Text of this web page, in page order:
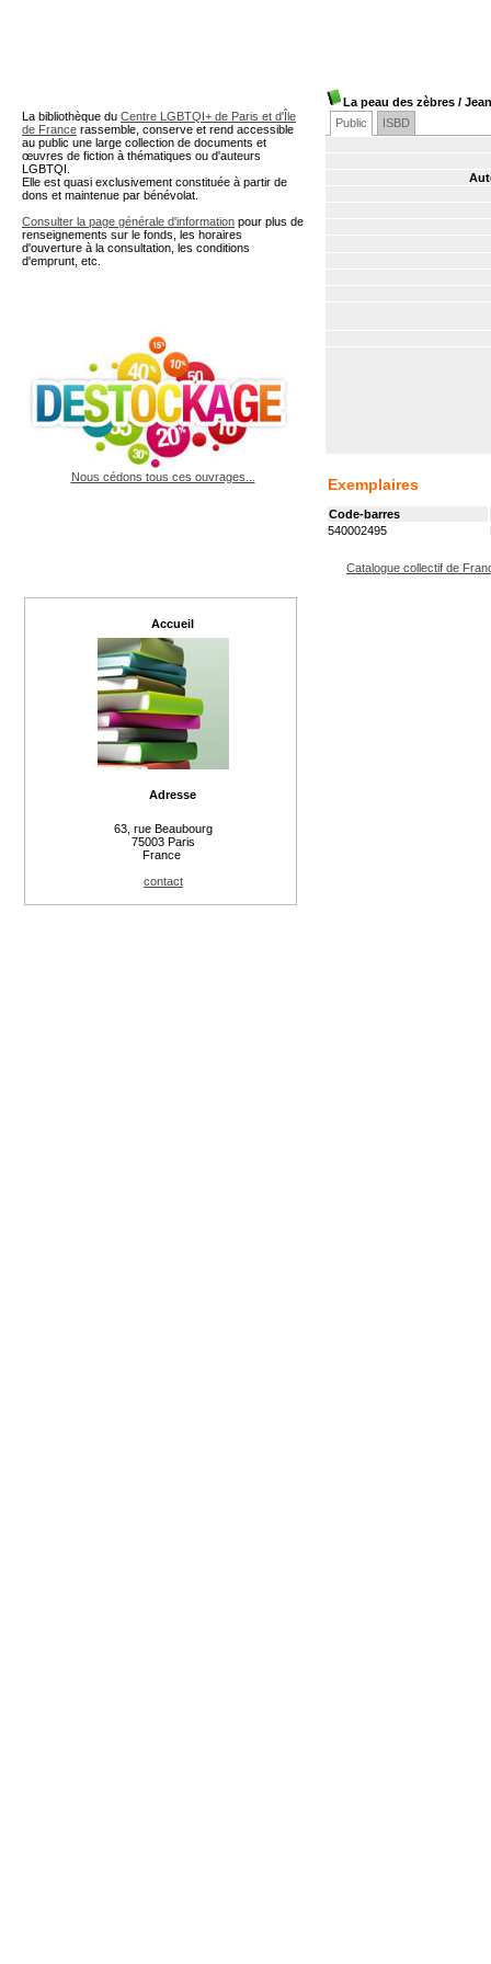
La peau des zèbres /
Public
ISBD
Exemplaires
Code-barres
540002495
Catalogue collectif de
La bibliothèque du Centre LGBTQI+ de Paris et d'Île
de France rassemble, conserve et rend accessible
au public une large collection de documents et
œuvres de fiction à thématiques ou d'auteurs
LGBTQI.
Elle est quasi exclusivement constituée à partir de
dons et maintenue par bénévolat.
Consulter la page générale d'information pour plus de
renseignements sur le fonds, les horaires
d'ouverture à la consultation, les conditions
d'emprunt, etc.
Nous cédons tous ces ouvrages...
Accueil
Adresse
63, rue Beaubourg
75003 Paris
France
contact